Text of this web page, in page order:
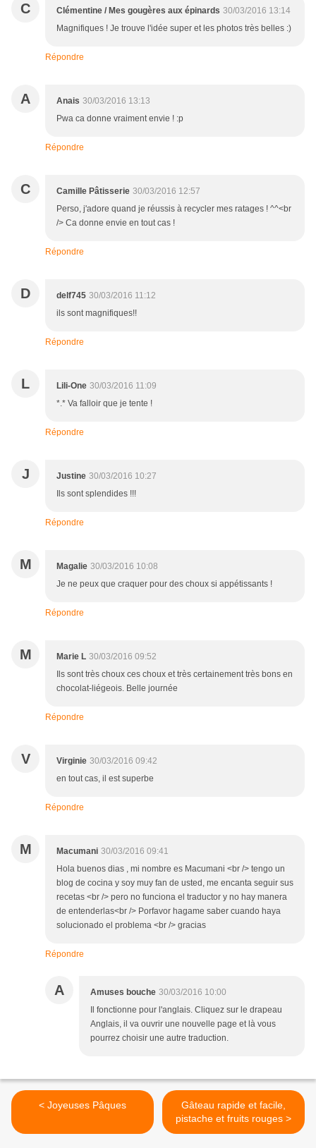
C Clémentine / Mes gougères aux épinards 30/03/2016 13:14
Magnifiques ! Je trouve l'idée super et les photos très belles :)
Répondre
A Anais 30/03/2016 13:13
Pwa ca donne vraiment envie ! :p
Répondre
C Camille Pâtisserie 30/03/2016 12:57
Perso, j'adore quand je réussis à recycler mes ratages ! ^^<br
/> Ca donne envie en tout cas !
Répondre
D delf745 30/03/2016 11:12
ils sont magnifiques!!
Répondre
L Lili-One 30/03/2016 11:09
*.* Va falloir que je tente !
Répondre
J Justine 30/03/2016 10:27
Ils sont splendides !!!
Répondre
M Magalie 30/03/2016 10:08
Je ne peux que craquer pour des choux si appétissants !
Répondre
M Marie L 30/03/2016 09:52
Ils sont très choux ces choux et très certainement très bons en
chocolat-liégeois. Belle journée
Répondre
V Virginie 30/03/2016 09:42
en tout cas, il est superbe
Répondre
M Macumani 30/03/2016 09:41
Hola buenos dias , mi nombre es Macumani <br /> tengo un
blog de cocina y soy muy fan de usted, me encanta seguir sus
recetas <br /> pero no funciona el traductor y no hay manera
de entenderlas<br /> Porfavor hagame saber cuando haya
solucionado el problema <br /> gracias
Répondre
A Amuses bouche 30/03/2016 10:00
Il fonctionne pour l'anglais. Cliquez sur le drapeau
Anglais, il va ouvrir une nouvelle page et là vous
pourrez choisir une autre traduction.
< Joyeuses Pâques
Gâteau rapide et facile,
pistache et fruits rouges >